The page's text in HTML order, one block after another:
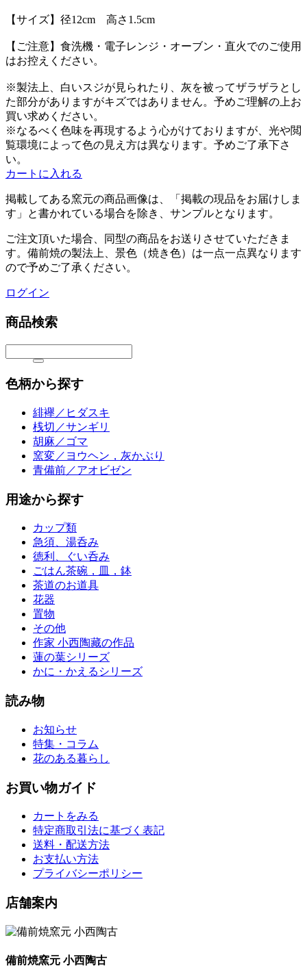
【サイズ】径12cm 高さ1.5cm
【ご注意】食洗機・電子レンジ・オーブン・直火でのご使用
はお控えください。
※製法上、白いスジが見られたり、灰を被ってザラザラとし
た部分がありますがキズではありません。予めご理解の上お
買い求めください。
※なるべく色味を再現するよう心がけておりますが、光や閲
覧環境によって色の見え方は異なります。予めご了承下さ
い。
カートに入れる
掲載してある窯元の商品画像は、
「掲載の現品をお届けしま
す」と書かれている場合を除き、サンプルとなります。
ご注文頂いた場合、同型の商品をお送りさせていただきま
す。備前焼の製法上、景色（焼き色）は一点一点異なります
ので予めご了承ください。
ログイン
商品検索
色柄から探す
緋襷／ヒダスキ
桟切／サンギリ
胡麻／ゴマ
窯変／ヨウヘン，灰かぶり
青備前／アオビゼン
用途から探す
カップ類
急須、湯呑み
徳利、ぐい呑み
ごはん茶碗，皿，鉢
茶道のお道具
花器
置物
その他
作家 小西陶藏の作品
蓮の葉シリーズ
かに・かえるシリーズ
読み物
お知らせ
特集・コラム
花のある暮らし
お買い物ガイド
カートをみる
特定商取引法に基づく表記
送料・配送方法
お支払い方法
プライバシーポリシー
店舗案内
備前焼窯元 小西陶古